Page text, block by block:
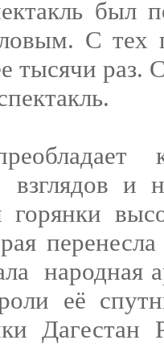
был
С тех
тысячи раз.
взглядов и
горянки
народная
её